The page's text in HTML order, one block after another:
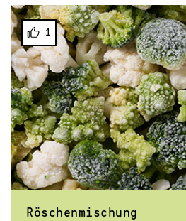
1
Röschenmischung